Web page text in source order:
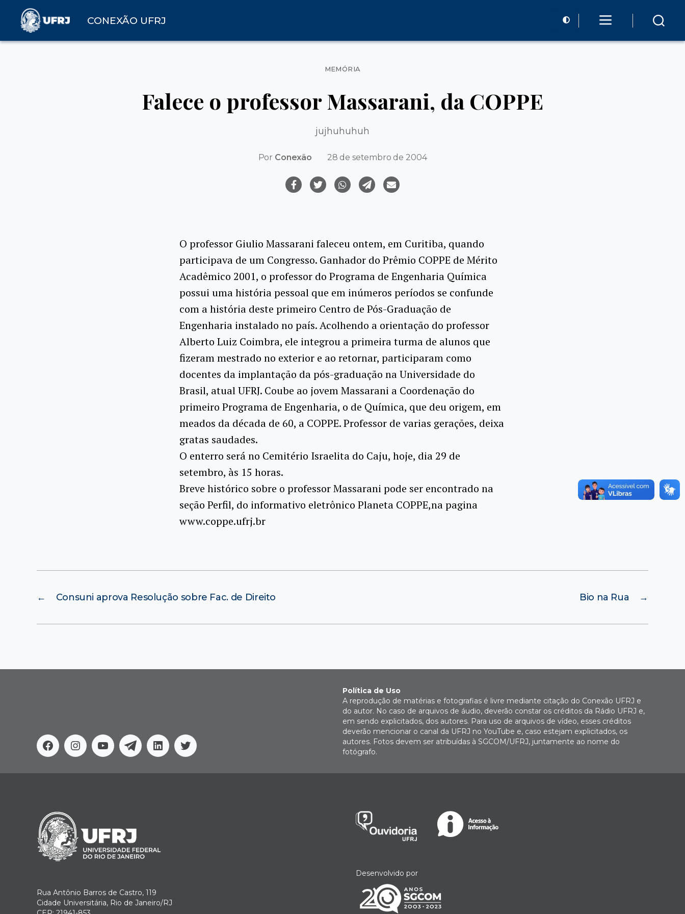
CONEXÃO UFRJ
Categorias
MEMÓRIA
Falece o professor Massarani, da COPPE
jujhuhuhuh
Por Conexão 28 de setembro de 2004
O professor Giulio Massarani faleceu ontem, em Curitiba, quando
participava de um Congresso. Ganhador do Prêmio COPPE de Mérito
Acadêmico 2001, o professor do Programa de Engenharia Química
possui uma história pessoal que em inúmeros períodos se confunde
com a história deste primeiro Centro de Pós-Graduação de
Engenharia instalado no país. Acolhendo a orientação do professor
Alberto Luiz Coimbra, ele integrou a primeira turma de alunos que
fizeram mestrado no exterior e ao retornar, participaram como
docentes da implantação da pós-graduação na Universidade do
Brasil, atual UFRJ. Coube ao jovem Massarani a Coordenação do
primeiro Programa de Engenharia, o de Química, que deu origem, em
meados da década de 60, a COPPE. Professor de varias gerações, deixa
gratas saudades.
O enterro será no Cemitério Israelita do Caju, hoje, dia 29 de
setembro, às 15 horas.
Breve histórico sobre o professor Massarani pode ser encontrado na
seção Perfil, do informativo eletrônico Planeta COPPE,na pagina
www.coppe.ufrj.br
← Consuni aprova Resolução sobre Fac. de Direito →
Bio na Rua
FacebookInstagram
YoutubeTelegramLinkedinTwitter
Política de Uso
A reprodução de matérias e fotografias é livre mediante citação do Conexão UFRJ e
do autor. No caso de arquivos de áudio, deverão constar os créditos da Rádio UFRJ e,
em sendo explicitados, dos autores. Para uso de arquivos de vídeo, esses créditos
deverão mencionar o canal da UFRJ no YouTube e, caso estejam explicitados, os
autores. Fotos devem ser atribuídas à SGCOM/UFRJ, juntamente ao nome do
fotógrafo.
Rua Antônio Barros de Castro, 119
Cidade Universitária, Rio de Janeiro/RJ
Desenvolvido por